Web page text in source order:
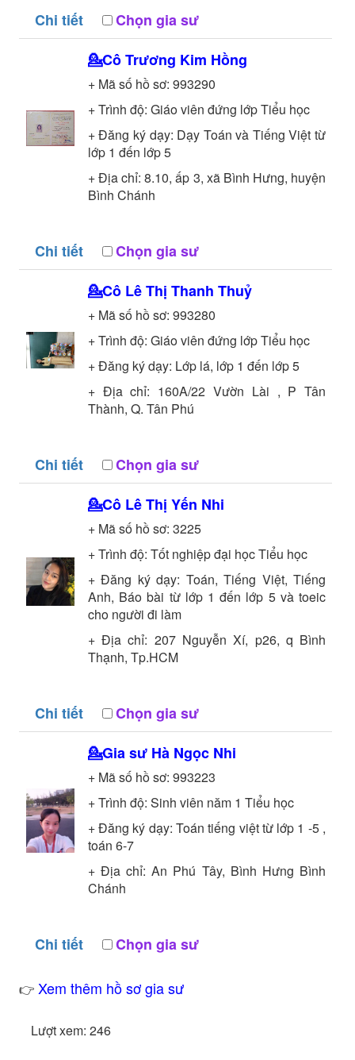
Chi tiết
Chọn gia sư
💁CôTrương Kim Hồng
+ Mã số hồ sơ: 993290
+ Trình độ: Giáo viên đứng lớpTiểu học
+ Đăng ký dạy: Dạy Toán và Tiếng Việt từ
lớp 1 đến lớp 5
+ Địa chỉ: 8.10, ấp 3, xã Bình Hưng, huyện
Bình Chánh
Chi tiết
Chọn gia sư
💁Cô Lê Thị Thanh Thuỷ
+ Mã số hồ sơ: 993280
+ Trình độ: Giáo viên đứng lớpTiểu học
+ Đăng ký dạy: Lớp lá, lớp 1 đến lớp 5
+ Địa chỉ: 160A/22 Vườn Lài , P Tân
Thành, Q. Tân Phú
Chi tiết
Chọn gia sư
💁Cô Lê Thị Yến Nhi
+ Mã số hồ sơ: 3225
+ Trình độ: Tốt nghiệp đại họcTiểu học
+ Đăng ký dạy: Toán, Tiếng Việt, Tiếng
Anh, Báo bài từ lớp 1 đến lớp 5 và toeic
cho người đi làm
+ Địa chỉ: 207 Nguyễn Xí, p26, q Bình
Thạnh, Tp.HCM
Chi tiết
Chọn gia sư
💁Gia sư Hà Ngọc Nhi
+ Mã số hồ sơ: 993223
+ Trình độ: Sinh viên năm 1 Tiểu học
+ Đăng ký dạy: Toán tiếng việt từ lớp 1 -5 ,
toán 6-7
+ Địa chỉ: An Phú Tây, Bình Hưng Bình
Chánh
Chi tiết Chọn gia sư
👉 Xem thêm hồ sơ gia sư
Lượt xem: 246